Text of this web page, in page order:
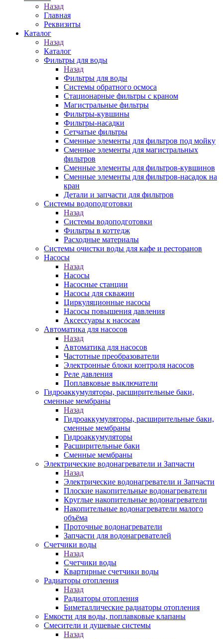
Назад
Главная
Реквизиты
Каталог
Назад
Каталог
Фильтры для воды
Назад
Фильтры для воды
Системы обратного осмоса
Стационарные фильтры с краном
Магистральные фильтры
Фильтры-кувшины
Фильтры-насадки
Сетчатые фильтры
Сменные элементы для фильтров под мойку
Сменные элементы для магистральных
фильтров
Сменные элементы для фильтров-кувшинов
Сменные элементы для фильтров-насадок на
кран
Детали и запчасти для фильтров
Системы водоподготовки
Назад
Системы водоподготовки
Фильтры в коттедж
Расходные материалы
Системы очистки воды для кафе и ресторанов
Насосы
Назад
Насосы
Насосные станции
Насосы для скважин
Циркуляционные насосы
Насосы повышения давления
Аксессуары к насосам
Автоматика для насосов
Назад
Автоматика для насосов
Частотные преобразователи
Электронные блоки контроля насосов
Реле давления
Поплавковые выключатели
Гидроаккумуляторы, расширительные баки,
сменные мембраны
Назад
Гидроаккумуляторы, расширительные баки,
сменные мембраны
Гидроаккумуляторы
Расширительные баки
Сменные мембраны
Электрические водонагреватели и Запчасти
Назад
Электрические водонагреватели и Запчасти
Плоские накопительные водонагреватели
Круглые накопительные водонагреватели
Накопительные водонагреватели малого
объёма
Проточные водонагреватели
Запчасти для водонагревателей
Счетчики воды
Назад
Счетчики воды
Квартирные счетчики воды
Радиаторы отопления
Назад
Радиаторы отопления
Биметаллические радиаторы отопления
Емкости для воды, поплавковые клапаны
Смесители и душевые системы
Назад